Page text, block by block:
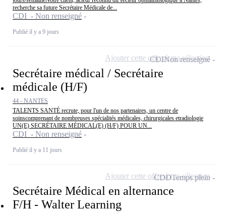
recherche sa future Secrétaire Médicale de...
CDI - Non renseigné
Publié il y a 9 jours
Secrétaire médical / Secrétaire
médicale (H/F)
44 - NANTES
TALENTS SANTÉ recrute, pour l'un de nos partenaires, un centre de
soinscomprenant de nombreuses spécialités médicales, chirurgicales etradiologie
UN(E) SECRÉTAIRE MÉDICAL(E) (H/F) POUR UN...
CDI - Non renseigné
Publié il y a 11 jours
CDINon renseigné
Ajouter cette offre à ma sélection
Secrétaire Médical en alternance
F/H - Walter Learning
CDDTemps plein
Ajouter cette offre à ma sélection